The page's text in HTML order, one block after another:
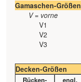
Gamaschen-Größen
V = vorne
V1
V2
V3
Decken-Größen
Rücken-
engl.